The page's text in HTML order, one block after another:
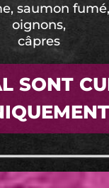
saumon fumé,
oignons,
câpres
SONT